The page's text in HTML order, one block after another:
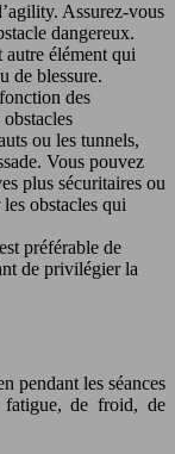
Assurez-vous
dangereux.
autre élément qui
de blessure.
des
ou les tunnels,
Vous pouvez
plus sécuritaires ou
obstacles qui
préférable de
de privilégier la
pendant les séances
fatigue, de froid, de